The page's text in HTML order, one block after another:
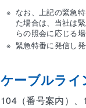
なお、上記の緊急
た場合は、当社は
らの照会に応じる場
緊急特番に発信し
ケーブルライ
104（番号案内）